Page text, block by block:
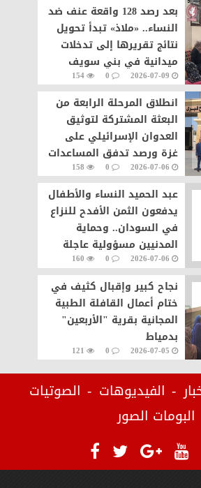
بعد رصد 128 واقعة عنف ضد
النساء.. «ملاذ» تبدأ تحويل
نتائج تقريرها إلى تدخلات
ميدانية في بني سويف
2026-07-09
0
154
انطلاق المرحلة الرابعة من
البعثة المشتركة لتوثيق
العدوان الإسرائيلي على
غزة ورصد تدفق المساعدات
والجرحى
2026-07-06
0
158
عبد الحميد النساء والأطفال
يدفعون الثمن الأفدح للنزاع
في السودان.. وحماية
المدنيين مسؤولية عاجلة
2026-07-06
0
160
نجاح كبير وإقبال كثيف في
ختام أعمال القافلة الطبية
المجانية بقرية "الأربعين"
بدمياط
2026-07-05
0
121
الفيديوهات
الصوتيات
البومات الصور